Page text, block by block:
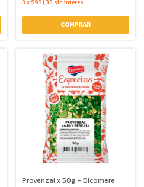
3 x $981,33 sin interés
Provenzal x 50g - Dicomere